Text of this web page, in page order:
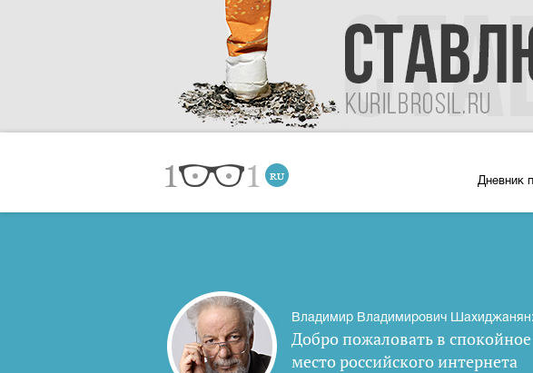
Дневник
Владимир Владимирович Шахиджанян:
Добро пожаловать в спокойное
место российского интернета